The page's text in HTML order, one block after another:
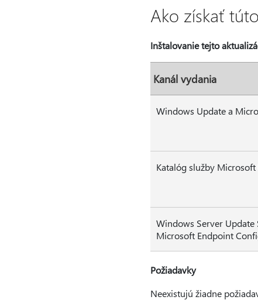
Ako získať
Inštalovanie tejto
Kanál vydania
Windows Update a
Katalóg služby Microsoft
Windows Server Update
Microsoft Endpoint
Požiadavky
Neexistujú žiadne